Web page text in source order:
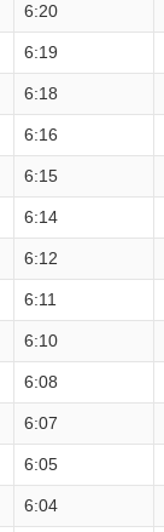
6:20
6:19
6:18
6:16
6:15
6:14
6:12
6:11
6:10
6:08
6:07
6:05
6:04